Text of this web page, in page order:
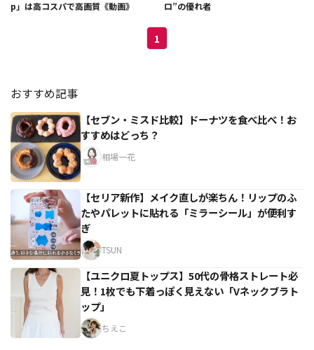
p」は高コスパで高画質《動画》
ロ”の優れ者
1
おすすめ記事
【セブン・ミスド比較】ドーナツを食べ比べ！お
すすめはどっち？
相場一花
【セリア新作】メイク直しが楽ちん！リップのふ
たやパレットに貼れる「ミラーシール」が便利す
ぎ
TSUN
【ユニクロ夏トップス】50代の骨格ストレート必
見！1枚でも下着っぽく見えない「Vネックブラト
ップ」
ちえこ